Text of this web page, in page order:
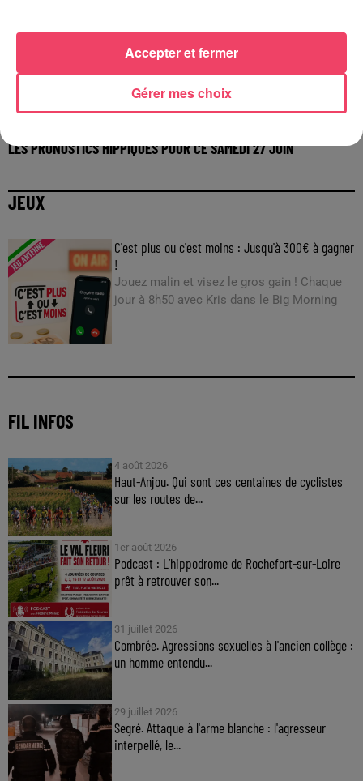
LES PRONOSTICS HIPPIQUES POUR CE SAMEDI 27 JUIN
JEUX
C'est plus ou c'est moins : Jusqu'à 300€ à gagner
!
Jouez malin et visez le gros gain ! Chaque
jour à 8h50 avec Kris dans le Big Morning
FIL INFOS
4 août 2026
Haut-Anjou. Qui sont ces centaines de cyclistes
sur les routes de...
1er août 2026
Podcast : L’hippodrome de Rochefort-sur-Loire
prêt à retrouver son...
31 juillet 2026
Combrée. Agressions sexuelles à l'ancien collège :
un homme entendu...
29 juillet 2026
Segré. Attaque à l'arme blanche : l'agresseur
interpellé, le...
Gérer mes choix
Accepter et fermer